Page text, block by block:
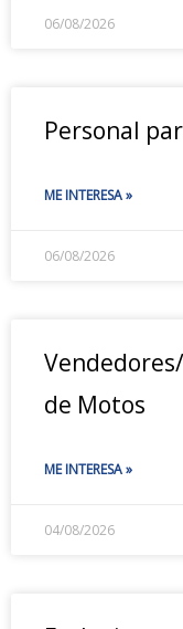
06/08/2026
Personal
ME INTERESA »
06/08/2026
de Motos
ME INTERESA »
04/08/2026